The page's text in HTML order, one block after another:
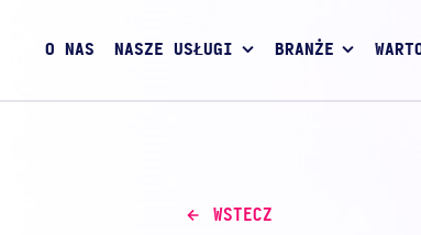
O NAS NASZE USŁUGI BRANŻE
WSTECZ